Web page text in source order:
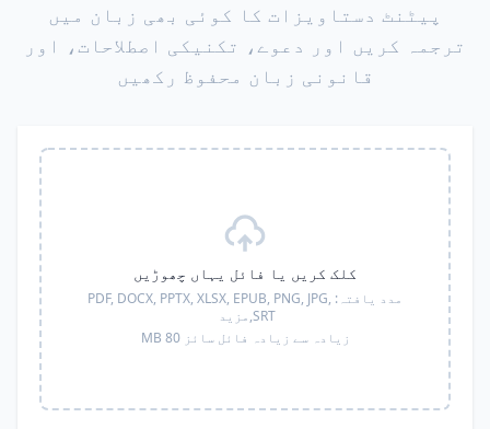
پیٹنٹ دستاویزات کا کوئی بھی زبان میں
ترجمہ کریں اور دعوے، تکنیکی اصطلاحات، اور
قانونی زبان محفوظ رکھیں
کلک کریں یا فائل یہاں چھوڑیں
مدد یافتہ: PDF, DOCX, PPTX, XLSX, EPUB, PNG, JPG,
SRT, مزید
زیادہ سے زیادہ فائل سائز 80 MB